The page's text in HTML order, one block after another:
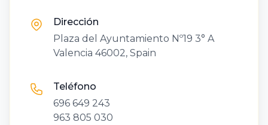
Dirección
Plaza del Ayuntamiento Nº19 3° A
Valencia 46002, Spain
Teléfono
696 649 243
963 805 030